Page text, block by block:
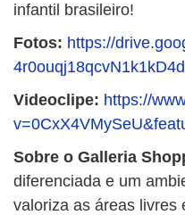
infantil brasileiro!
Fotos: https://
Videoclipe: https://
Sobre o Galleria
diferenciada e um
valoriza as áreas livres